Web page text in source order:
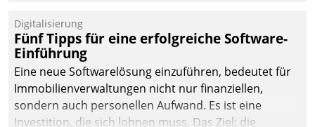
Digitalisierung
Fünf Tipps für eine erfolgreiche Software-
Einführung
Eine neue Softwarelösung einzuführen, bedeutet für
Immobilienverwaltungen nicht nur finanziellen,
sondern auch personellen Aufwand. Es ist eine
Investition, die sich lohnen muss. Das Ziel: die